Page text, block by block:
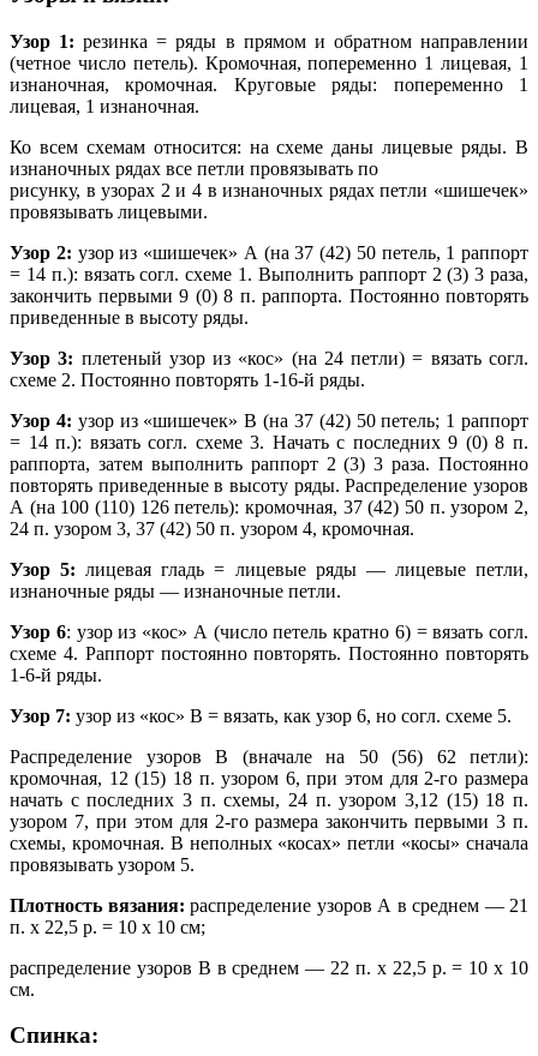
Узор 1: резинка = ряды в прямом и обратном направлении
(четное число петель). Кромочная, попеременно 1 лицевая, 1
изнаночная, кромочная. Круговые ряды: попеременно 1
лицевая, 1 изнаночная.
Ко всем схемам относится: на схеме даны лицевые ряды. В
изнаночных рядах все петли провязывать по
рисунку, в узорах 2 и 4 в изнаночных рядах петли «шишечек»
провязывать лицевыми.
Узор 2: узор из «шишечек» А (на 37 (42) 50 петель, 1 раппорт
= 14 п.): вязать согл. схеме 1. Выполнить раппорт 2 (3) 3 раза,
закончить первыми 9 (0) 8 п. раппорта. Постоянно повторять
приведенные в высоту ряды.
Узор 3: плетеный узор из «кос» (на 24 петли) = вязать согл.
схеме 2. Постоянно повторять 1-16-й ряды.
Узор 4: узор из «шишечек» В (на 37 (42) 50 петель; 1 раппорт
= 14 п.): вязать согл. схеме 3. Начать с последних 9 (0) 8 п.
раппорта, затем выполнить раппорт 2 (3) 3 раза. Постоянно
повторять приведенные в высоту ряды. Распределение узоров
А (на 100 (110) 126 петель): кромочная, 37 (42) 50 п. узором 2,
24 п. узором 3, 37 (42) 50 п. узором 4, кромочная.
Узор 5: лицевая гладь = лицевые ряды — лицевые петли,
изнаночные ряды — изнаночные петли.
Узор 6: узор из «кос» А (число петель кратно 6) = вязать согл.
схеме 4. Раппорт постоянно повторять. Постоянно повторять
1-6-й ряды.
Узор 7: узор из «кос» В = вязать, как узор 6, но согл. схеме 5.
Распределение узоров В (вначале на 50 (56) 62 петли):
кромочная, 12 (15) 18 п. узором 6, при этом для 2-го размера
начать с последних 3 п. схемы, 24 п. узором 3,12 (15) 18 п.
узором 7, при этом для 2-го размера закончить первыми 3 п.
схемы, кромочная. В неполных «косах» петли «косы» сначала
провязывать узором 5.
Плотность вязания: распределение узоров А в среднем — 21
п. х 22,5 р. = 10 х 10 см;
распределение узоров В в среднем — 22 п. х 22,5 р. = 10 х 10
см.
Спинка: